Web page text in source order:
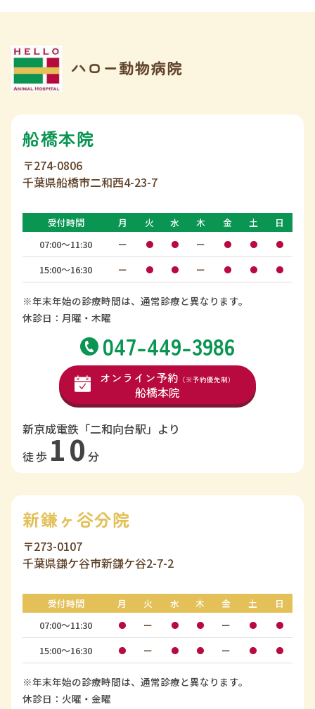
船橋本院
〒274-0806
千葉県船橋市二和西4-23-7
受付時間 月 火 水 木 金 土
日
07:00〜11:30
ー ● ● ー ● ● ●
15:00〜16:30 ー ● ● ー ● ● ●
※年末年始の診療時間は、通常診療と異なります。
休診日：月曜・木曜
047-449-3986
オンライン予約 （※予約優先制）
船橋本院
新京成電鉄「二和向台駅」より
徒歩 10 分
新鎌ヶ谷分院
〒273-0107
千葉県鎌ケ谷市新鎌ケ谷2-7-2
受付時間 月 火 水 木 金 土
日
07:00〜11:30
● ー ● ● ー ● ●
15:00〜16:30 ● ー ● ● ー ● ●
※年末年始の診療時間は、通常診療と異なります。
休診日：火曜・金曜